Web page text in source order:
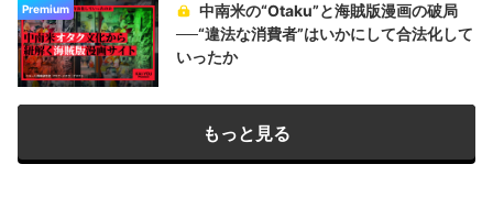
Premium
中南米の“Otaku”と海賊版漫画の破局
──“違法な消費者”はいかにして合法化して
いったか
もっと見る